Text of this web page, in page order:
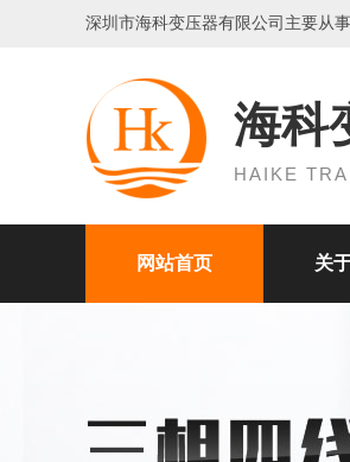
深圳市海科变压器有限公司主要从
海科
HAIKE
网站首页 关